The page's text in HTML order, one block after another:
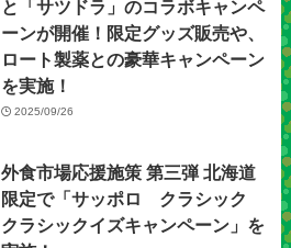
と「サツドラ」のコラボキャンペ
ーンが開催！限定グッズ販売や、
ロート製薬との豪華キャンペーン
を実施！
2025/09/26
外食市場応援施策 第三弾 北海道
限定で「サッポロ クラシック
クラシックイズキャンペーン」を